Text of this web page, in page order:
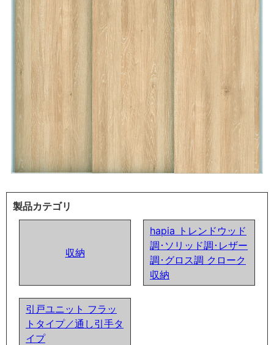
製品カテゴリ
収納
hapia トレンドウッド
調･ソリッド調･レザー
調･グロス調 クローク
収納
引戸ユニット フラッ
トタイプ／通し引手タ
イプ